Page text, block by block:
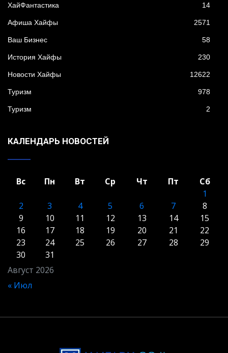
XайФантастика 14
Афиша Хайфы 2571
Ваш Бизнес 58
История Хайфы 230
Новости Хайфы 12622
Туризм 978
Туризм 2
КАЛЕНДАРЬ НОВОСТЕЙ
Август 2026
Вс Пн Вт Ср Чт Пт
Сб
1
2
3 4 5 6 7
8
9
10 11 12 13 14
15
16
17 18 19 20 21
22
23
24 25 26 27 28
29
30
31
« Июл